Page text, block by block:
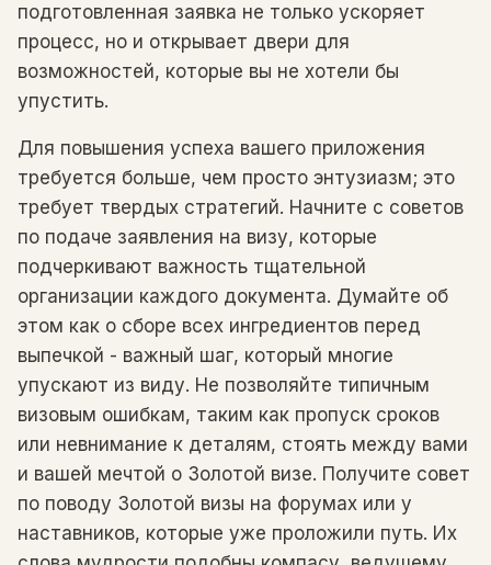
подготовленная заявка не только ускоряет
процесс, но и открывает двери для
возможностей, которые вы не хотели бы
упустить.
Для повышения успеха вашего приложения
требуется больше, чем просто энтузиазм; это
требует твердых стратегий. Начните с советов
по подаче заявления на визу, которые
подчеркивают важность тщательной
организации каждого документа. Думайте об
этом как о сборе всех ингредиентов перед
выпечкой - важный шаг, который многие
упускают из виду. Не позволяйте типичным
визовым ошибкам, таким как пропуск сроков
или невнимание к деталям, стоять между вами
и вашей мечтой о Золотой визе. Получите совет
по поводу Золотой визы на форумах или у
наставников, которые уже проложили путь. Их